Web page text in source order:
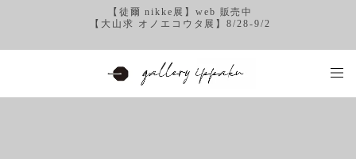
【徒爾 nikke展】web 販売中
【大山求 オノエコウタ展】8/28-9/2